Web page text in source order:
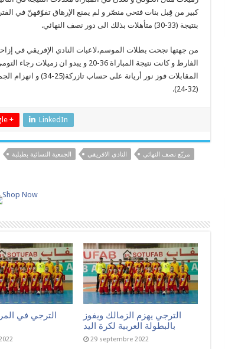
بنتيجة (33-30) متأهلات بذلك الى دور نصف النهائي.
من جهتها نجحت بطلات الموسم،لاعبات النادي الإفريقي في
الفارط و كانت نتيجة المباراة 36-20 و
المقابلات فوز نور
(32-24).
+ LinkedIn
الجمعية النسائية بطبلبة النادي الافريقي
مربّع نصف النهائي
الترجي في
الترجي يهزم الزمالك ويفوز
بالبطولة العربية لكرة اليد
29 septembre 2022